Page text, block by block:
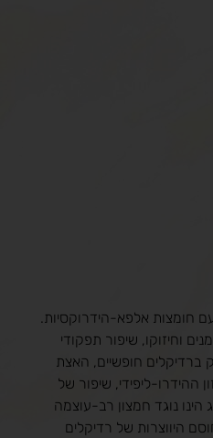
חומצות אלפא-הידרוקסיות.
וחיזוקו, שיפור תפקודי
חופשיים, האצת
ההידרו-ליפידי, שיפור של
הינו נוגד חמצון רב-עוצמה
היווצרות של רדיקלים